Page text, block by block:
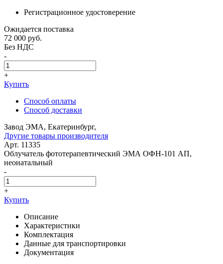
Регистрационное удостоверение
Ожидается поставка
72 000 руб.
Без НДС
-
+
Купить
Способ оплаты
Способ доставки
Завод ЭМА, Екатеринбург,
Другие товары производителя
Арт. 11335
Облучатель фототерапевтический ЭМА ОФН-101 АП,
неонатальный
-
+
Купить
Описание
Характеристики
Комплектация
Данные для транспортировки
Документация